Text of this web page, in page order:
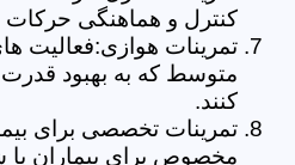
کنترل و هماهنگی
تمرینات هوازی:فعالیت
متوسط که به بهبود
کنند.
تمرینات تخصصی برای
مخصوص برای بیماران با